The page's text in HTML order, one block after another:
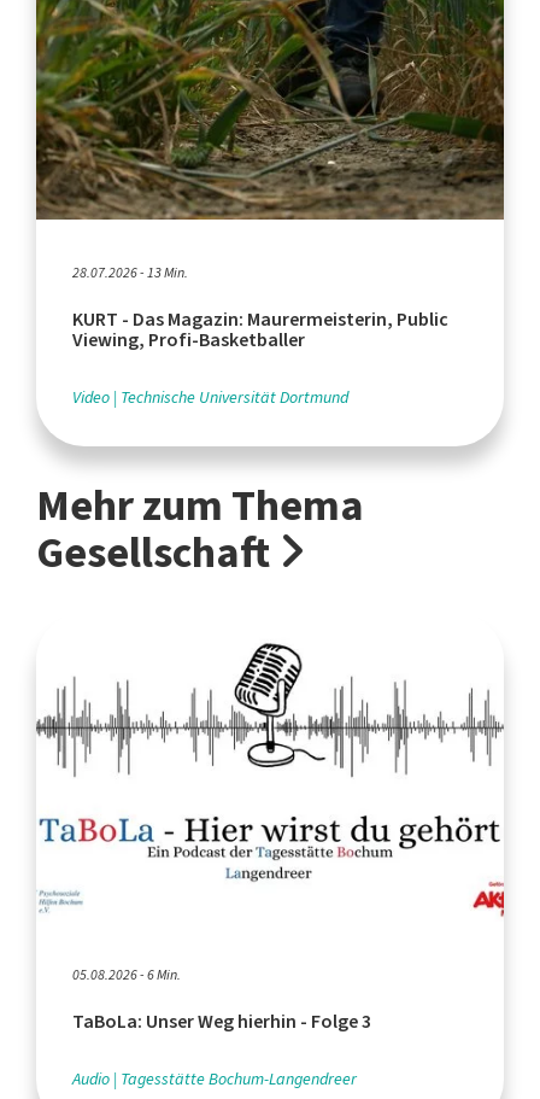
28.07.2026 - 13 Min.
KURT - Das Magazin: Maurermeisterin, Public
Viewing, Profi-Basketballer
Video Technische Universität Dortmund
Mehr zum Thema
Gesellschaft
05.08.2026 - 6 Min.
TaBoLa: Unser Weg hierhin - Folge 3
Audio Tagesstätte Bochum-Langendreer